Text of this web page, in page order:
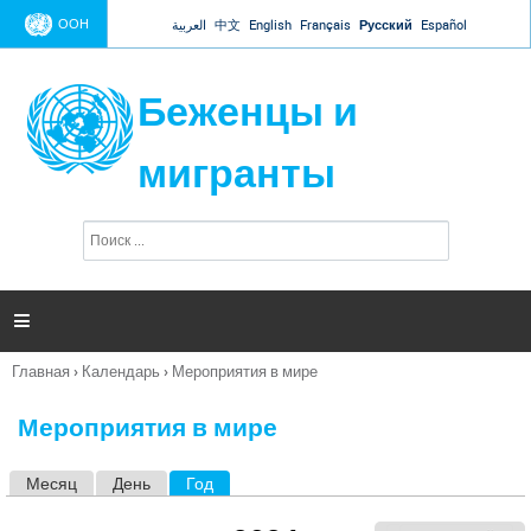
Jump to navigation
ООН العربية 中文 English Français Русский Español
Беженцы и
мигранты
п
и

Вы
Главная › Календарь › Мероприятия в мире
Мероприятия в мире
Месяц День Год